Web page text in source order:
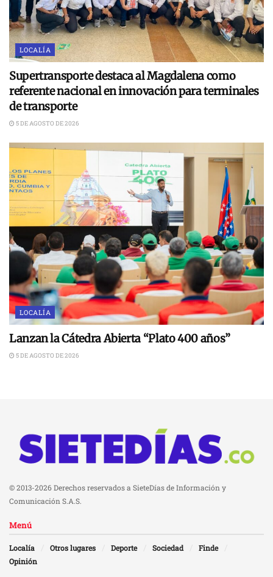
LOCALÍA
Supertransporte destaca al Magdalena como
referente nacional en innovación para terminales
de transporte
5 DE AGOSTO DE 2026
LOCALÍA
Lanzan la Cátedra Abierta “Plato 400 años”
5 DE AGOSTO DE 2026
© 2013-2026 Derechos reservados a SieteDías de Información y
Comunicación S.A.S.
Menú
Localía Otros lugares Deporte Sociedad
Finde
Opinión